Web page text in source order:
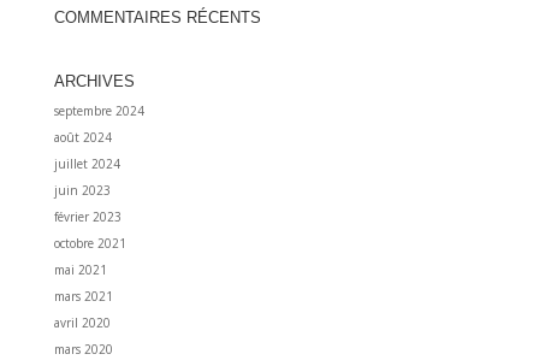
COMMENTAIRES RÉCENTS
ARCHIVES
septembre 2024
août 2024
juillet 2024
juin 2023
février 2023
octobre 2021
mai 2021
mars 2021
avril 2020
mars 2020